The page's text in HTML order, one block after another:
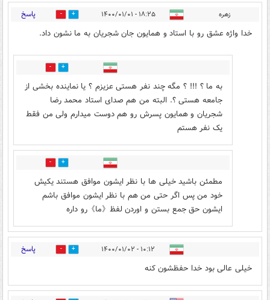
زهره ۱۸:۲۵ - ۱۴۰۰/۰۱/۰۱ 3 پاسخ
خدا واژه عشق رو با استاد و همایون جان شجریان به ما نشون داد.
1
به ما ؟ !!! ؟ مگه چند نفر هستی عزیزم ؟ یا نماینده بخشی از
جامعه هستی ؟. البته من هم صدای استاد محمد رضا
شجریان و همایون پسرش رو هم دوست میدارم ولی من فقط
یک نفر هستم
1
مطمئن باشید خیلی ها با نظر ایشون موافق هستند یکیش
خود من پس اگر حتی من هم با نظر ایشون موافق باشم
ایشون حق جمع بستن و اوردن لفظ《ما》رو داره
۱۰:۱۲ - ۱۴۰۰/۰۱/۰۲ 1 پاسخ
خیلی عالی بود خدا حفظشون کنه